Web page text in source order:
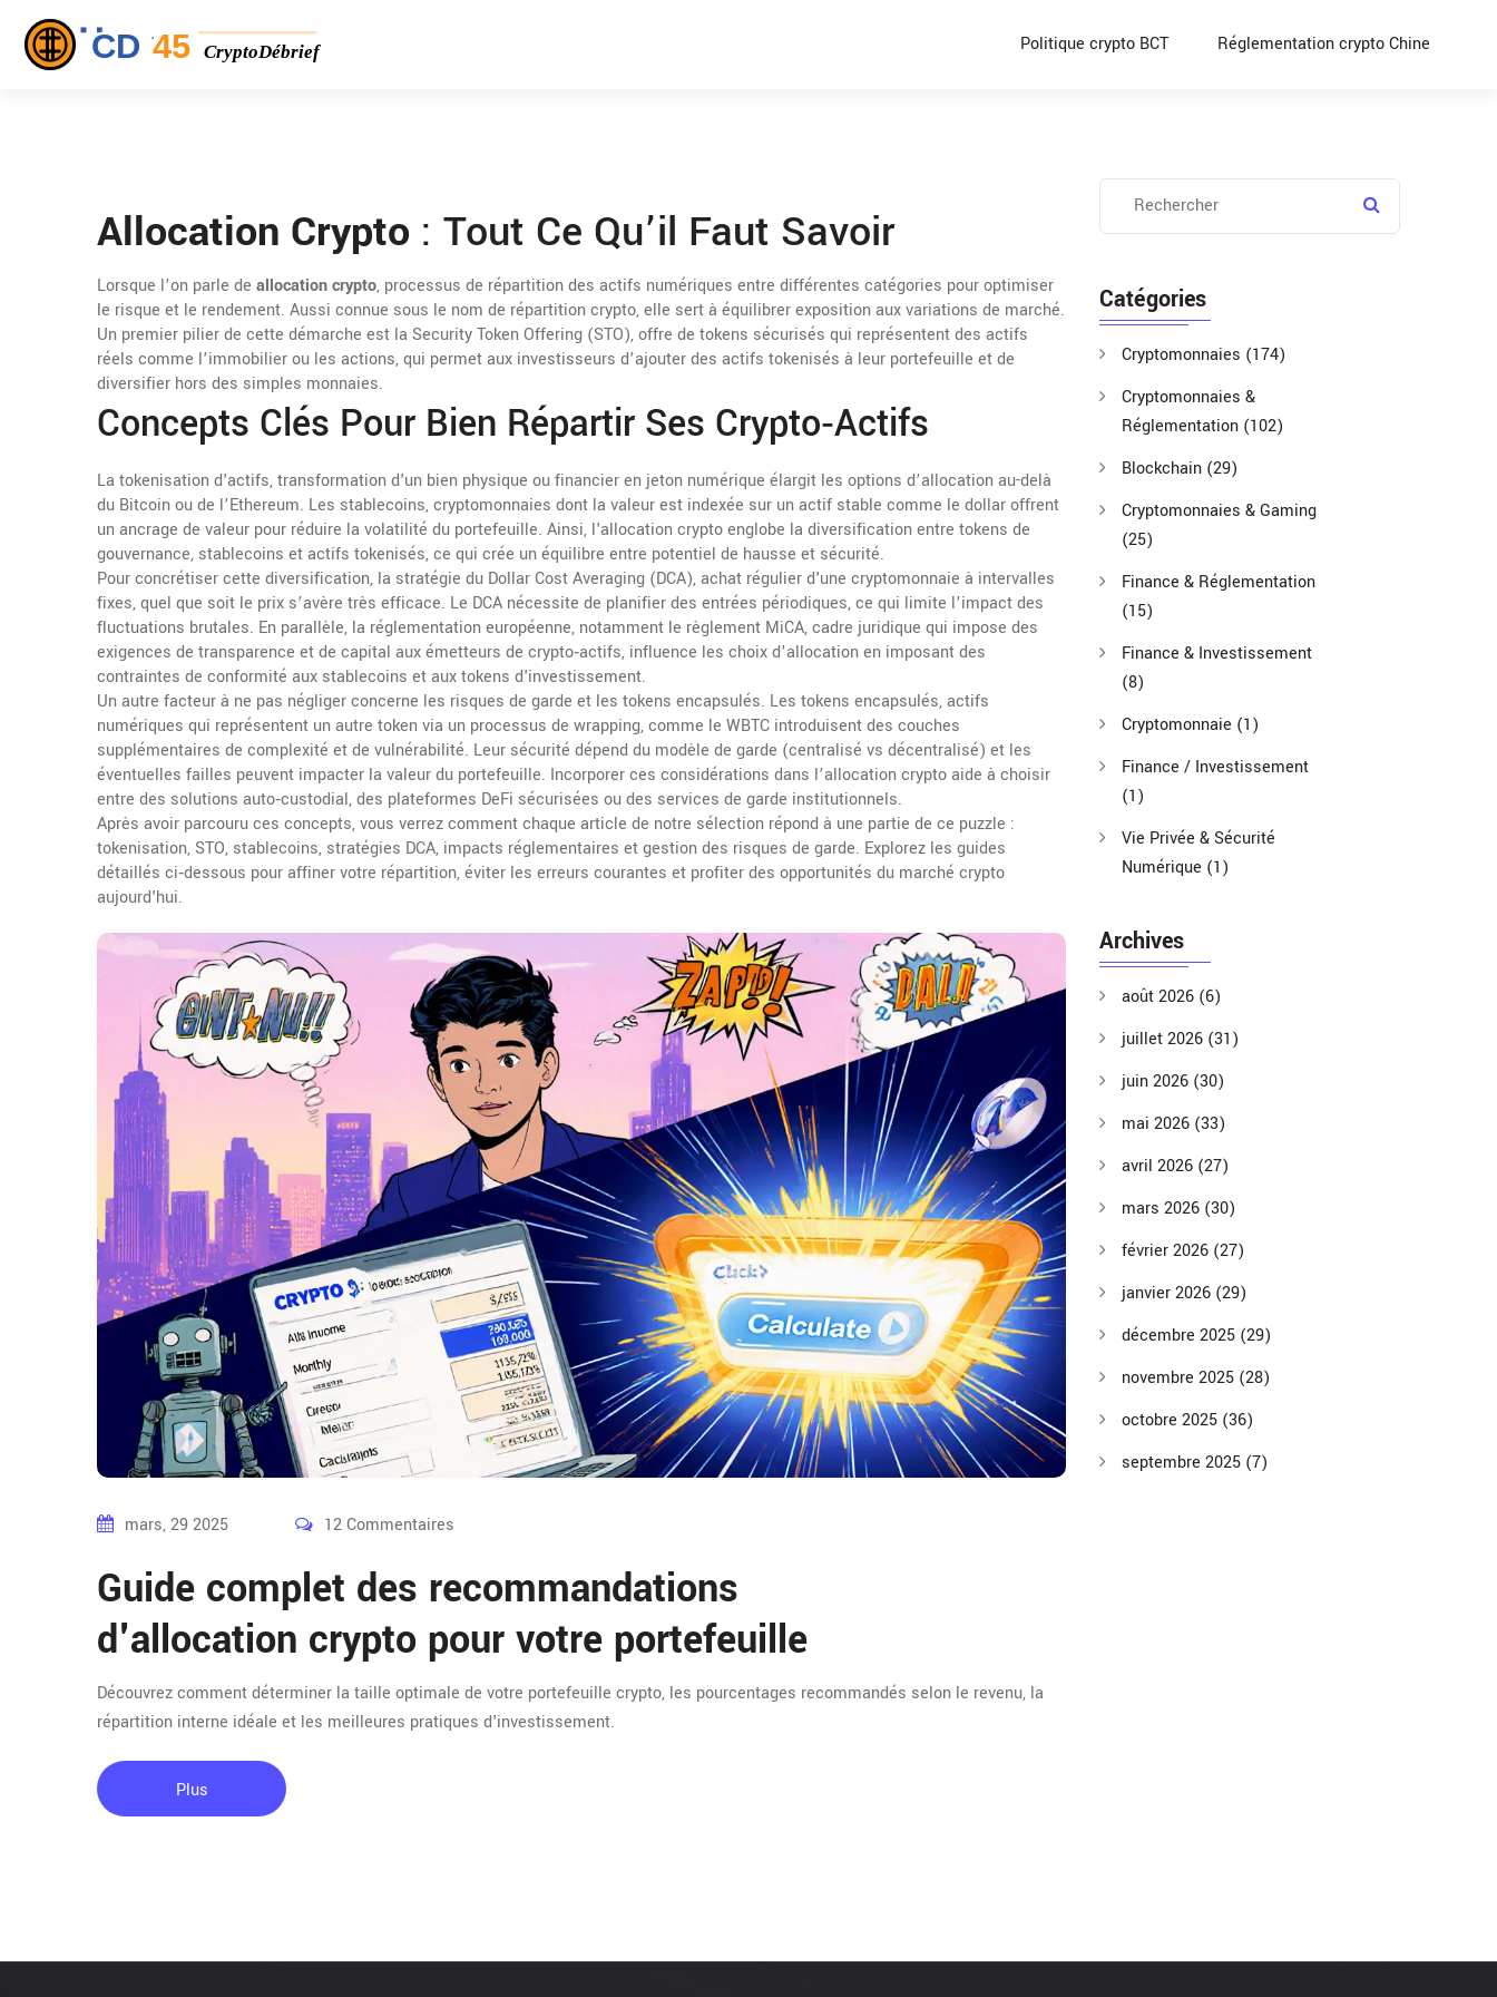
Politique crypto BCT Réglementation crypto Chine
Allocation Crypto : Tout Ce Qu’il Faut Savoir
Lorsque l’on parle de allocation crypto, processus de répartition des actifs numériques entre différentes catégories pour optimiser
le risque et le rendement. Aussi connue sous le nom de répartition crypto, elle sert à équilibrer exposition aux variations de marché.
Un premier pilier de cette démarche est la Security Token Offering (STO),offre de tokens sécurisés qui représentent des actifs
réels comme l’immobilier ou les actions, qui permet aux investisseurs d’ajouter des actifs tokenisés à leur portefeuille et de
diversifier hors des simples monnaies.
Concepts Clés Pour Bien Répartir Ses Crypto‑actifs
La tokenisation d'actifs,transformation d'un bien physique ou financier en jeton numérique élargit les options d’allocation au-delà
du Bitcoin ou de l’Ethereum. Les stablecoins,cryptomonnaies dont la valeur est indexée sur un actif stable comme le dollaroffrent
un ancrage de valeur pour réduire la volatilité du portefeuille. Ainsi, l'allocation crypto englobe la diversification entre tokens de
gouvernance, stablecoins et actifs tokenisés, ce qui crée un équilibre entre potentiel de hausse et sécurité.
Pour concrétiser cette diversification, la stratégie du Dollar Cost Averaging (DCA),achat régulier d'une cryptomonnaie à intervalles
fixes, quel que soit le prix s’avère très efficace. Le DCA nécessite de planifier des entrées périodiques, ce qui limite l’impact des
fluctuations brutales. En parallèle, la réglementation européenne, notamment le règlement MiCA,cadre juridique qui impose des
exigences de transparence et de capital aux émetteurs de crypto‑actifs, influence les choix d’allocation en imposant des
contraintes de conformité aux stablecoins et aux tokens d'investissement.
Un autre facteur à ne pas négliger concerne les risques de garde et les tokens encapsulés. Les tokens encapsulés,actifs
numériques qui représentent un autre token via un processus de wrapping, comme le WBTC introduisent des couches
supplémentaires de complexité et de vulnérabilité. Leur sécurité dépend du modèle de garde (centralisé vs décentralisé) et les
éventuelles failles peuvent impacter la valeur du portefeuille. Incorporer ces considérations dans l’allocation crypto aide à choisir
entre des solutions auto‑custodial, des plateformes DeFi sécurisées ou des services de garde institutionnels.
Après avoir parcouru ces concepts, vous verrez comment chaque article de notre sélection répond à une partie de ce puzzle :
tokenisation, STO, stablecoins, stratégies DCA, impacts réglementaires et gestion des risques de garde. Explorez les guides
détaillés ci‑dessous pour affiner votre répartition, éviter les erreurs courantes et profiter des opportunités du marché crypto
aujourd'hui.
mars, 29 2025 12 Commentaires
Guide complet des recommandations
d'allocation crypto pour votre portefeuille
Découvrez comment déterminer la taille optimale de votre portefeuille crypto, les pourcentages recommandés selon le revenu, la
répartition interne idéale et les meilleures pratiques d'investissement.
Plus
Catégories
Cryptomonnaies (174)
Cryptomonnaies &
Réglementation (102)
Blockchain (29)
Cryptomonnaies & Gaming
(25)
Finance & Réglementation
(15)
Finance & Investissement
(8)
Cryptomonnaie (1)
Finance / Investissement
(1)
Vie Privée & Sécurité
Numérique (1)
Archives
août 2026 (6)
juillet 2026 (31)
juin 2026 (30)
mai 2026 (33)
avril 2026 (27)
mars 2026 (30)
février 2026 (27)
janvier 2026 (29)
décembre 2025 (29)
novembre 2025 (28)
octobre 2025 (36)
septembre 2025 (7)